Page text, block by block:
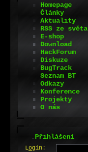
Homepage
Články
Aktuality
RSS ze světa
E-shop
Download
HackForum
Diskuze
BugTrack
Seznam BT
Odkazy
Konference
Projekty
O nás
.Přihlášení
Login: